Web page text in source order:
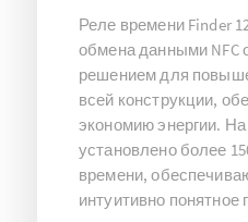
Реле времени Finder
обмена данными NFC
решением для
всей конструкции,
экономию энергии.
установлено более
времени,
интуитивно понятное